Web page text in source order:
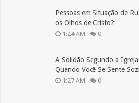
Pessoas em Situação de
os Olhos de Cristo?
1:24 AM 0
A Solidão Segundo a
Quando Você Se Sente
1:27 AM 0